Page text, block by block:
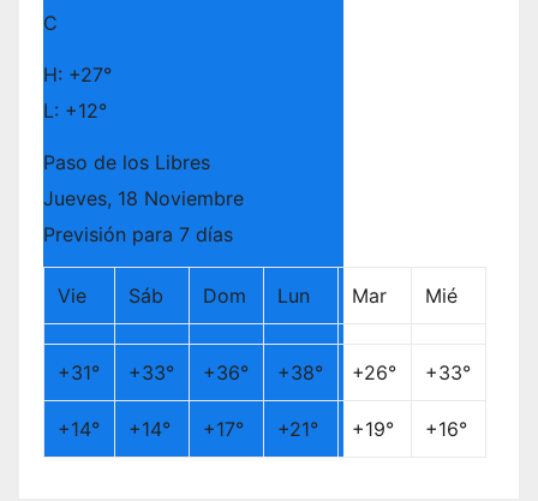
C
H: +27°
L: +12°
Paso de los Libres
Jueves, 18 Noviembre
Previsión para 7 días
Vie Sáb Dom Lun Mar Mié
+31° +33° +36° +38° +26° +33°
+14° +14° +17° +21° +19° +16°